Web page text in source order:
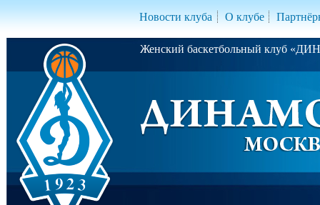
Новости клуба О клубе
Женский баскетбольный клуб